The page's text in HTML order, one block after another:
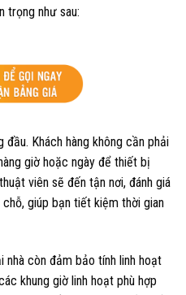
trọng như sau:
Khách hàng không cần phải
giờ hoặc ngày để thiết bị
viên sẽ đến tận nơi, đánh giá
giúp bạn tiết kiệm thời gian
còn đảm bảo tính linh hoạt
khung giờ linh hoạt phù hợp